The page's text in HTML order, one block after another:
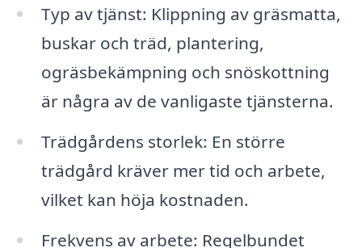
Typ av tjänst: Klippning av gräsmatta,
buskar och träd, plantering,
ogräsbekämpning och snöskottning
är några av de vanligaste tjänsterna.
Trädgårdens storlek: En större
trädgård kräver mer tid och arbete,
vilket kan höja kostnaden.
Frekvens av arbete: Regelbundet